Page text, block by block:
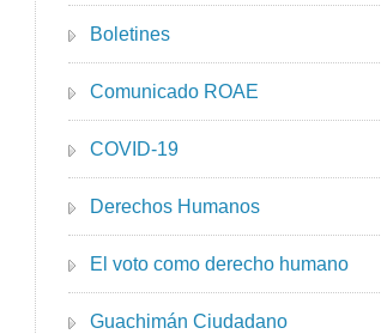
Boletines
Comunicado ROAE
COVID-19
Derechos Humanos
El voto como derecho humano
Guachimán Ciudadano